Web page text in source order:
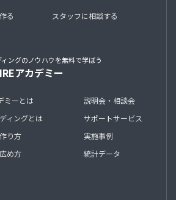
る
スタッフに相談する
ングのノウハウを無料で学ぼう
アカデミー
ミーとは
ィングとは
り方
め方
説明会・相談会
サポートサービス
実施事例
統計データ